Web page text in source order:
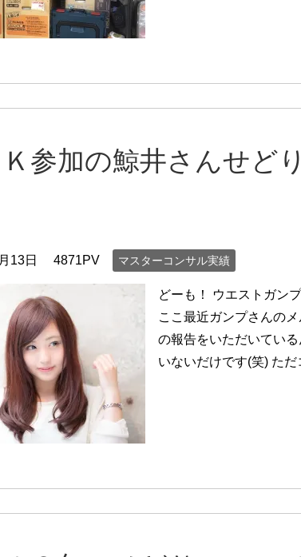
Ｋ参加の鯨井さんせど
13日 4871PV マスターコンサル実績
どーも！ ウエストガン
ここ最近ガンプさんの
の報告をいただいてい
いないだけです(笑) た